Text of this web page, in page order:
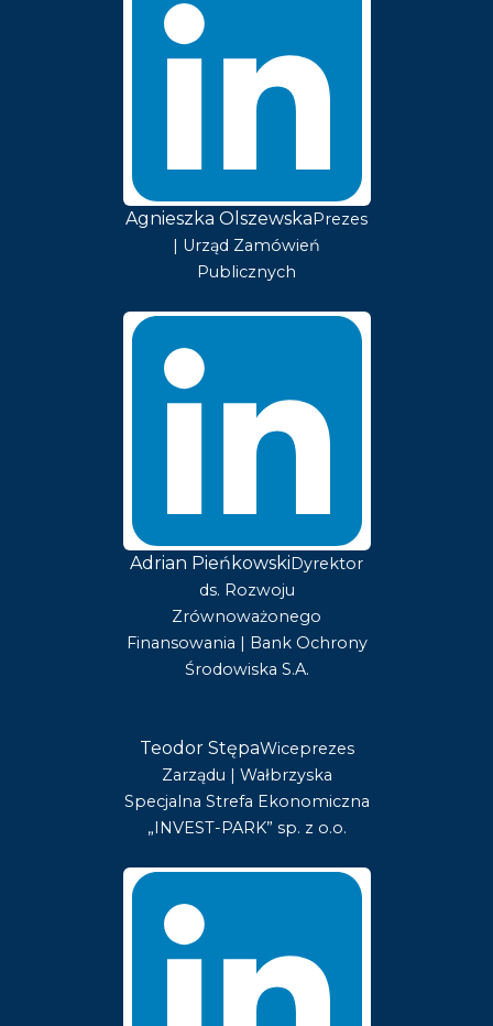
Agnieszka OlszewskaPrezes
| Urząd Zamówień
Publicznych
Adrian PieńkowskiDyrektor
ds. Rozwoju
Zrównoważonego
Finansowania | Bank Ochrony
Środowiska S.A.
Teodor StępaWiceprezes
Zarządu | Wałbrzyska
Specjalna Strefa Ekonomiczna
„INVEST-PARK” sp. z o.o.